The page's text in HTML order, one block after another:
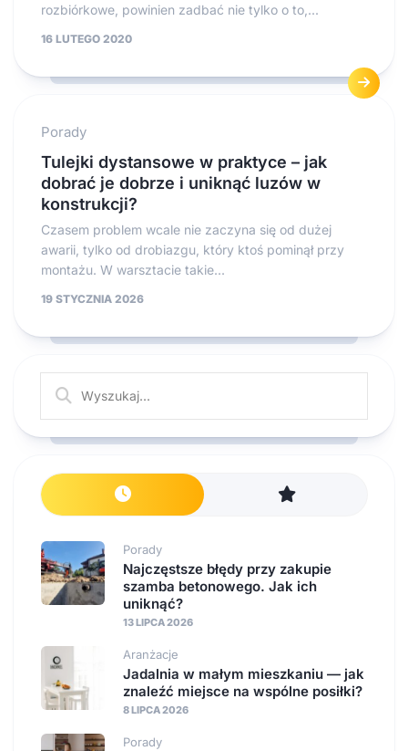
rozbiórkowe, powinien zadbać nie tylko o to,...
16 LUTEGO 2020
Porady
Tulejki dystansowe w praktyce – jak
dobrać je dobrze i uniknąć luzów w
konstrukcji?
Czasem problem wcale nie zaczyna się od dużej
awarii, tylko od drobiazgu, który ktoś pominął przy
montażu. W warsztacie takie...
19 STYCZNIA 2026
Porady
Najczęstsze błędy przy zakupie
szamba betonowego. Jak ich
uniknąć?
13 LIPCA 2026
Aranżacje
Jadalnia w małym mieszkaniu — jak
znaleźć miejsce na wspólne posiłki?
8 LIPCA 2026
Porady